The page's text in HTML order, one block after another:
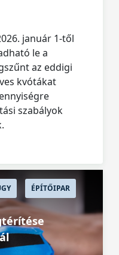
január 1-től
le a
az eddigi
kvótákat
szabályok
ÉPÍTŐIPAR